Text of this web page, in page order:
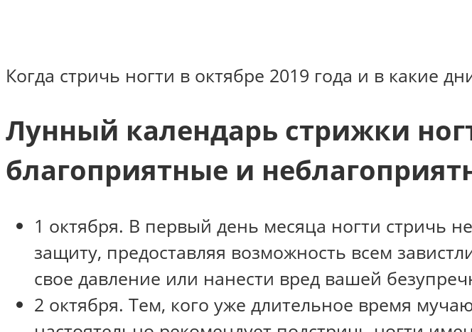
Когда стричь ногти в октябре 2019 года и в какие
Лунный календарь стрижки
благоприятные и
1 октября. В первый день месяца ногти стричь
защиту, предоставляя возможность всем
свое давление или нанести вред вашей
2 октября. Тем, кого уже длительное время